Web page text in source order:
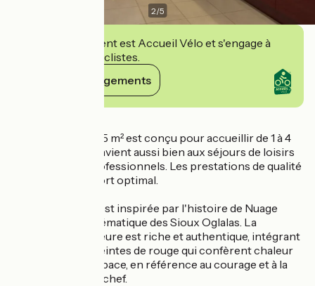
2/5
Cet établissement est Accueil Vélo et s'engage à
accueillir des cyclistes.
Voir ses engagements
Ce logement de 75 m² est conçu pour accueillir de 1 à 4
personnes, et convient aussi bien aux séjours de loisirs
qu'aux séjours professionnels. Les prestations de qualité
assurent un confort optimal.
L'identité du gîte est inspirée par l'histoire de Nuage
Rouge, chef emblématique des Sioux Oglalas. La
décoration intérieure est riche et authentique, intégrant
notamment des teintes de rouge qui confèrent chaleur
et caractère à l'espace, en référence au courage et à la
détermination du chef.